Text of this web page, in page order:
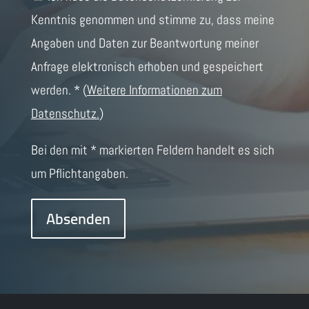
Kenntnis genommen und stimme zu, dass meine
Angaben und Daten zur Beantwortung meiner
Anfrage elektronisch erhoben und gespeichert
werden. * (Weitere Informationen zum
Datenschutz.)
Bei den mit * markierten Feldern handelt es sich
um Pflichtangaben.